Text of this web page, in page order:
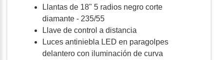
Llantas de 18" 5 radios negro corte
diamante - 235/55
Llave de control a distancia
Luces antiniebla LED en paragolpes
delantero con iluminación de curva